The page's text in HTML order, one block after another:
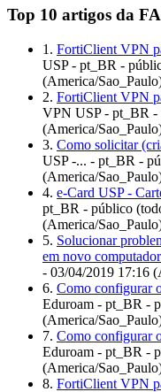
Top 10 artigos da
1. FortiClient VPN
USP - pt_BR -
(America/
2. FortiClient VPN
VPN USP - pt_BR -
(America/
3. Como solicitar
USP -... - pt_BR -
(America/
4. e-Card USP -
pt_BR - público
(America/
5. Solucionar
em novo computador
- 03/04/2019 17:16
6. Como configurar
Eduroam - pt_BR -
(America/
7. Como configurar
Eduroam - pt_BR -
(America/
8. FortiClient VPN